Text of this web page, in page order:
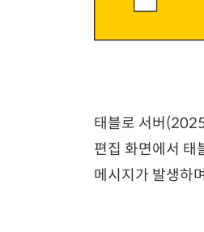
태블로 서버
편집 화면에서
메시지가 발생하